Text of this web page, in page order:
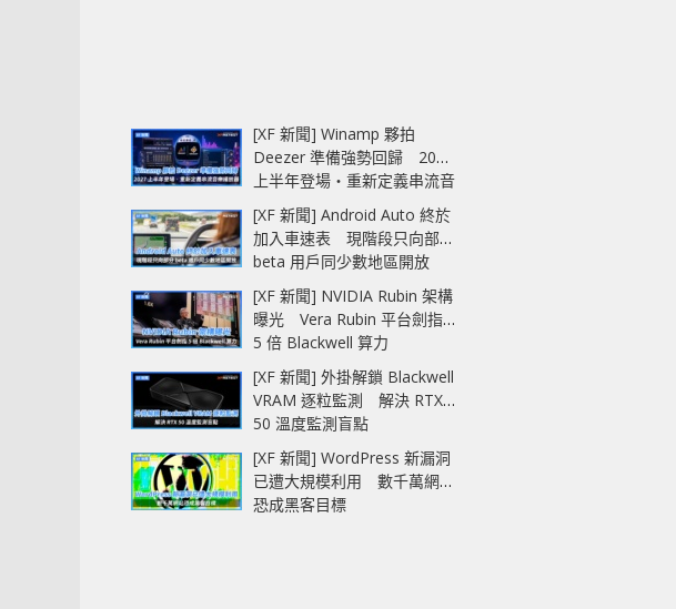
[XF 新聞] Winamp 夥拍
Deezer 準備強勢回歸 2027
上半年登場‧重新定義串流音
樂播放器
[XF 新聞] Android Auto 終於
加入車速表 現階段只向部分
beta 用戶同少數地區開放
[XF 新聞] NVIDIA Rubin 架構
曝光 Vera Rubin 平台劍指
5 倍 Blackwell 算力
[XF 新聞] 外掛解鎖 Blackwell
VRAM 逐粒監測 解決 RTX
50 溫度監測盲點
[XF 新聞] WordPress 新漏洞
已遭大規模利用 數千萬網站
恐成黑客目標